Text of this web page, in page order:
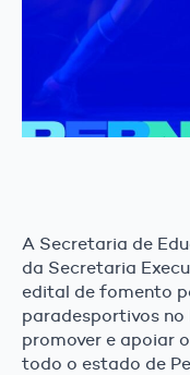
A Secretaria de
da Secretaria
edital de fomento
paradesportivos no
promover e apoiar
todo o estado de